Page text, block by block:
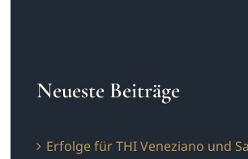
Neueste Beiträge
Erfolge für THI Veneziano und